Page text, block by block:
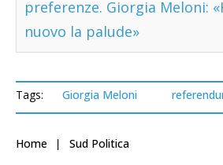
preferenze. Giorgia Meloni:
nuovo la palude»
Tags: Giorgia Meloni
Home Sud Politica